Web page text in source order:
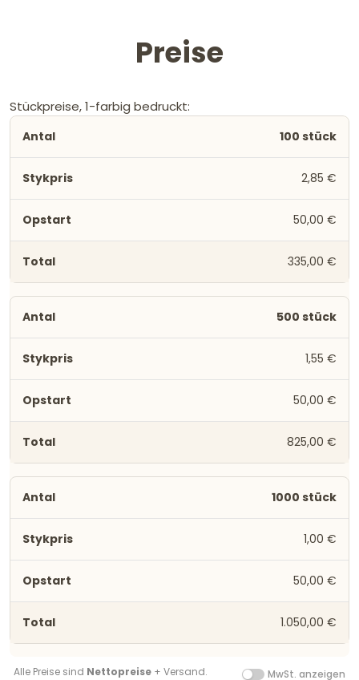
Preise
Stückpreise, 1-farbig bedruckt:
100 stück
2,85 €
50,00 €
335,00 €
500 stück
1,55 €
50,00 €
825,00 €
1000 stück
1,00 €
50,00 €
1.050,00 €
Alle Preise sind Nettopreise + Versand.
MwSt. anzeigen